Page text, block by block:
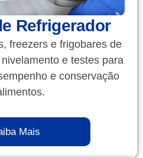
Refrigerador
freezers e frigobares de
e testes para
e conservação
Mais